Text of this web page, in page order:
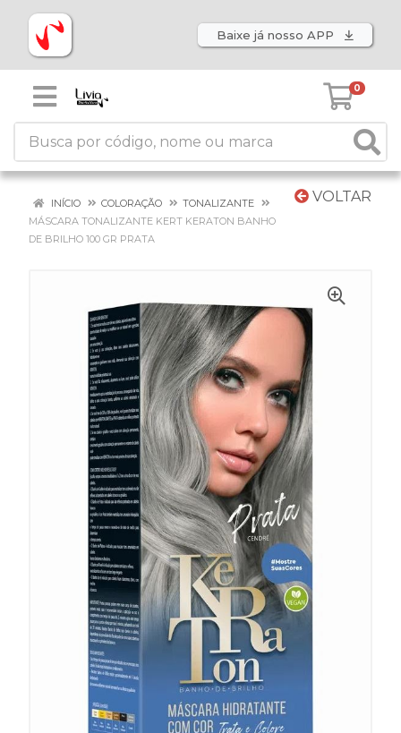
Baixe já nosso APP
0
VOLTAR
INÍCIO COLORAÇÃO
TONALIZANTE
MÁSCARA TONALIZANTE KERT KERATON BANHO
DE BRILHO 100 GR PRATA